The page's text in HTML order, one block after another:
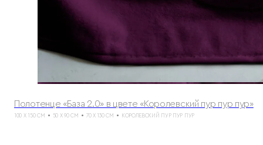
Полотенце «База 2.0» в цвете «Королевский пур пур пур»
100 X 150 СМ 50 X 90 СМ 70 X 130 СМ КОРОЛЕВСКИЙ ПУР ПУР ПУР